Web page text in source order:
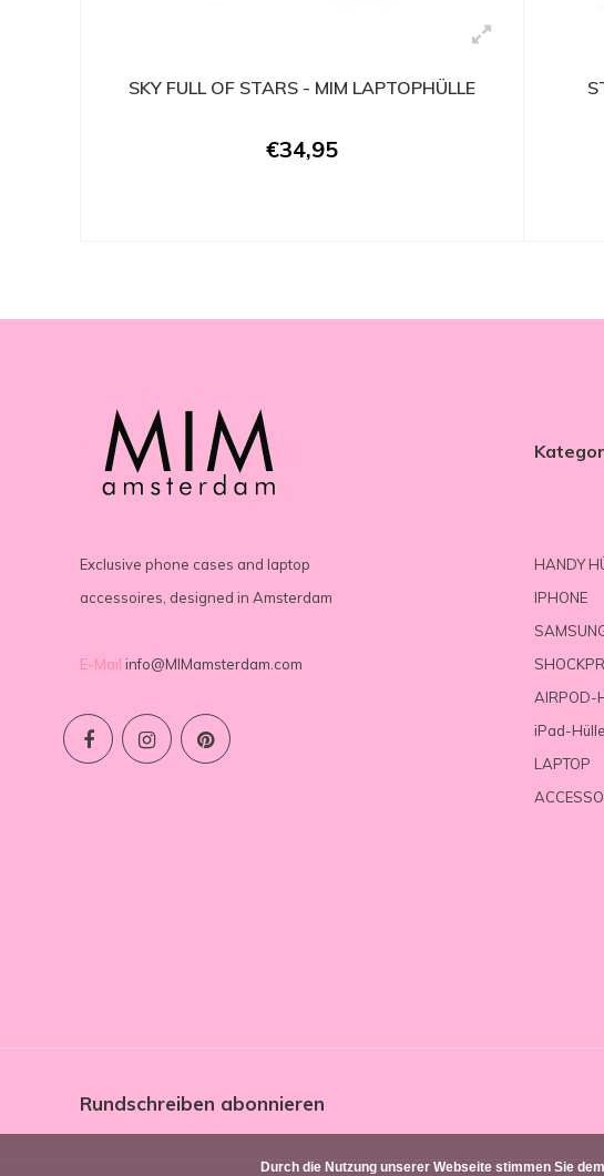
SKY FULL OF STARS - MIM LAPTOPHÜLLE
€34,95
Exclusive phone cases and laptop
accessoires, designed in Amsterdam
E-Mail info@MIMamsterdam.com
HANDY
IPHONE
AIRPOD-
iPad-
LAPTOP
Rundschreiben abonnieren
Durch die Nutzung unserer Webseite stimmen Sie